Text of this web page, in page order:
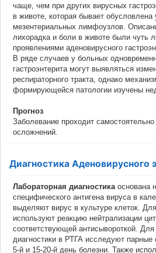
чаще, чем при других вирусных
в животе, которая бывает обусловлена
мезентериальных лимфоузлов.
лихорадка и боли в животе были чуть
проявлениями аденовирусного
В ряде случаев у больных
гастроэнтерита могут выявляться
респираторного тракта, однако
формирующейся патологии изучены
Прогноз
Заболевание проходит самостоятельно
осложнений.
Диагностика Аденовирусного
Лабораторная диагностикаоснована
специфического антигена вируса в
выделяют вирус в культуре клеток.
используют реакцию нейтрализации
соответствующей антисывороткой. Для
диагностики в РТГА исследуют парные
5-й и 15-20-й день болезни. Также